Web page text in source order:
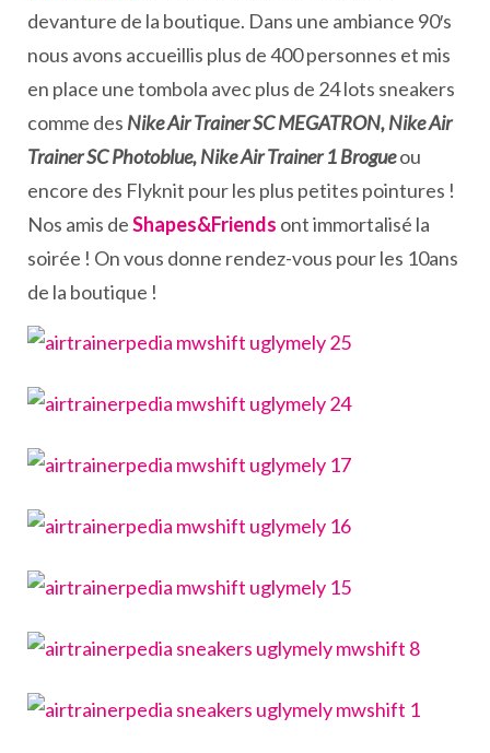
devanture de la boutique. Dans une ambiance 90′s
nous avons accueillis plus de 400 personnes et mis
en place une tombola avec plus de 24 lots sneakers
comme des Nike Air Trainer SC MEGATRON, Nike Air
Trainer SC Photoblue, Nike Air Trainer 1 Brogueou
encore des Flyknit pour les plus petites pointures !
Nos amis deShapes&Friends ont immortalisé la
soirée ! On vous donne rendez-vous pour les 10ans
de la boutique !